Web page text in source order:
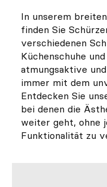
In unserem
finden Sie
verschiedenen
Küchenschuhe
atmungsaktive
immer mit dem
Entdecken Sie
bei denen die
weiter geht, ohne
Funktionalität zu